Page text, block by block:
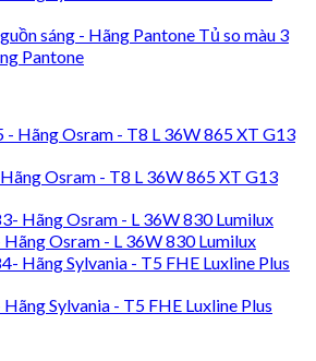
Tủ so màu 3
Pantone
Osram - T8 L 36W 865 XT G13
Osram - L 36W 830 Lumilux
Sylvania - T5 FHE Luxline Plus